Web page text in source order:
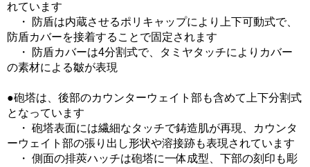
れています
・ 防盾は内蔵させるポリキャップにより上下可動式で、
防盾カバーを接着することで固定されます
・ 防盾カバーは4分割式で、タミヤタッチによりカバー
の素材による皺が表現
●砲塔は、後部のカウンターウェイト部も含めて上下分割式
となっています
・ 砲塔表面には繊細なタッチで鋳造肌が再現、カウンタ
ーウェイト部の張り出し形状や溶接跡も表現されています
・ 側面の排莢ハッチは砲塔に一体成型、下部の刻印も彫